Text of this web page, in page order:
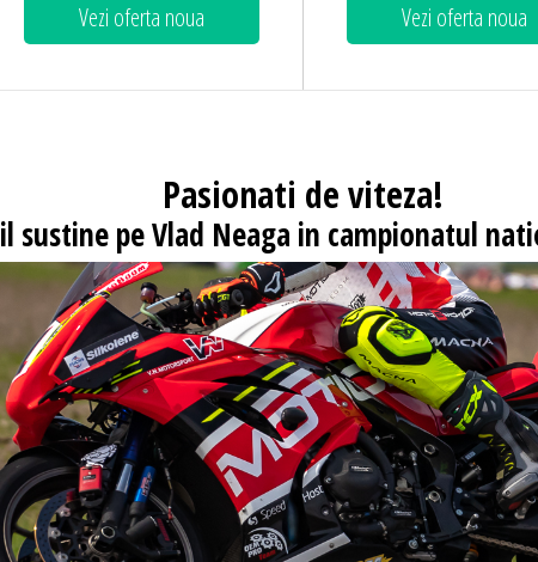
Vezi oferta noua
Vezi oferta noua
Pasionati de viteza!
il sustine pe Vlad Neaga in campionatul